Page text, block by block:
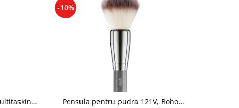
-10%
Pensula pentru pudra 121V, Boho